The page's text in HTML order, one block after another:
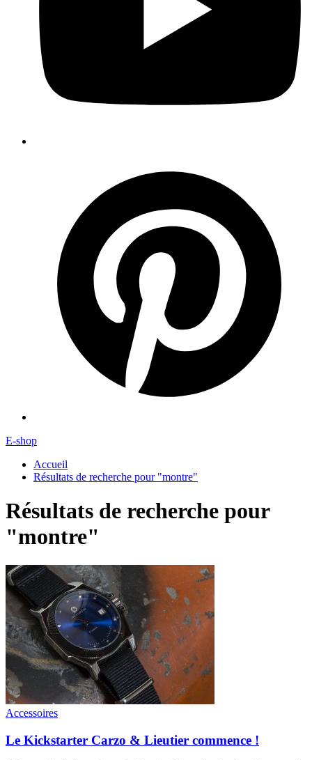
E-shop
Accueil
Résultats de recherche pour "montre"
Résultats de recherche pour
"montre"
Accessoires
Le Kickstarter Carzo & Lieutier commence !